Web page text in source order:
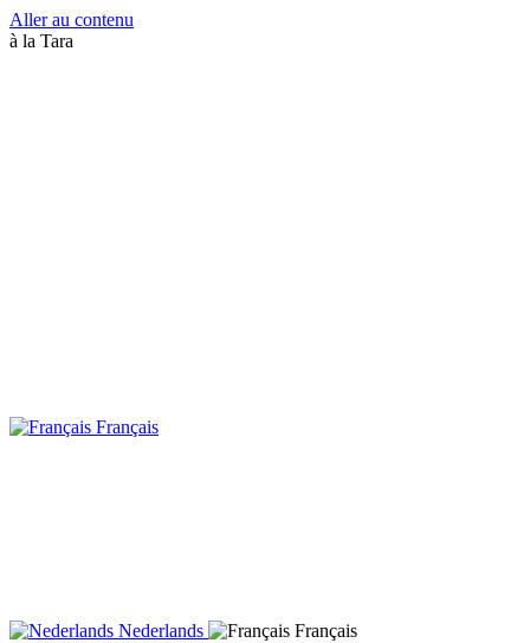
Aller au contenu
à la Tara
Français
Nederlands Français